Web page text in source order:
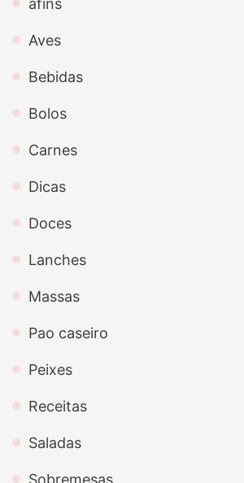
Aves
Bebidas
Bolos
Carnes
Dicas
Doces
Lanches
Massas
Pao caseiro
Peixes
Receitas
Saladas
Sobremesas